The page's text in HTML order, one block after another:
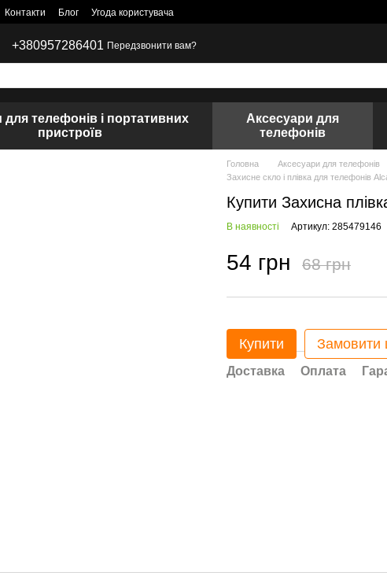
Контакти Блог Угода користувача
+380957286401 Передзвонити вам?
для телефонів і портативних
пристроїв
Аксесуари для
телефонів
Головна Аксесуари для телефонів
Захисне скло і плівка для телефонів
Купити Захисна
В наявності Артикул: 285479146
54 грн 68 грн
Купити Замовити
Доставка Оплата